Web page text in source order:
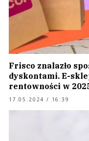
Frisco znalazło
dyskontami. E-
rentowności w
17.05.2024 / 16:39